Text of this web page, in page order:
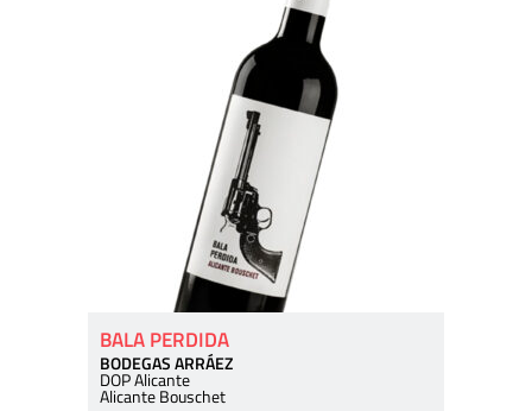
BALA PERDIDA
BODEGAS ARRÁEZ
DOP Alicante
Alicante Bouschet